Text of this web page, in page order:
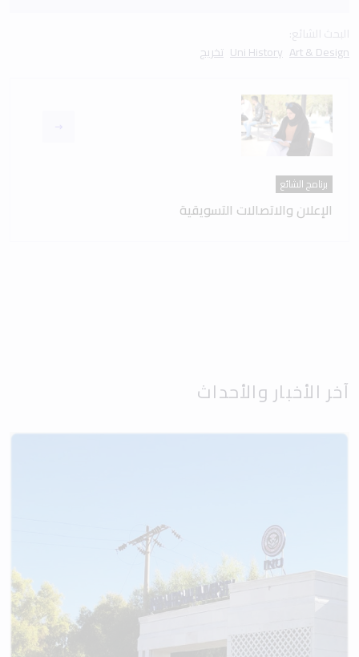
Art & Design
Uni History تخريج
برنامج الشائع
الإعلان والاتصالات التسويقية
آخر الأخبار والأحداث